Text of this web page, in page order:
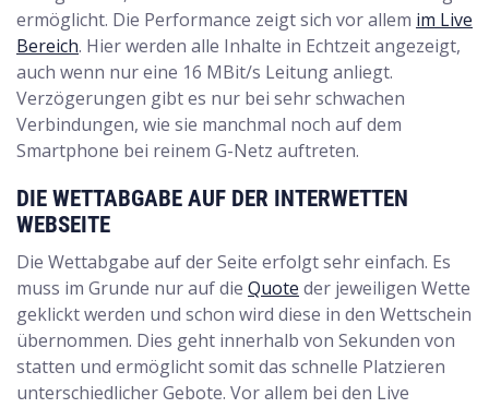
ermöglicht. Die Performance zeigt sich vor allem im Live
Bereich. Hier werden alle Inhalte in Echtzeit angezeigt,
auch wenn nur eine 16 MBit/s Leitung anliegt.
Verzögerungen gibt es nur bei sehr schwachen
Verbindungen, wie sie manchmal noch auf dem
Smartphone bei reinem G-Netz auftreten.
DIE WETTABGABE AUF DER INTERWETTEN
WEBSEITE
Die Wettabgabe auf der Seite erfolgt sehr einfach. Es
muss im Grunde nur auf die Quote der jeweiligen Wette
geklickt werden und schon wird diese in den Wettschein
übernommen. Dies geht innerhalb von Sekunden von
statten und ermöglicht somit das schnelle Platzieren
unterschiedlicher Gebote. Vor allem bei den Live